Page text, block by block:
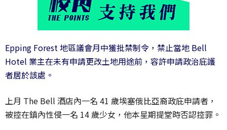
Epping Forest 地區議會月中獲批禁制令，禁止當地 Bell
Hotel 業主在未有申請更改土地用途前，容許申請政治庇護
者居於該處。
上月 The Bell 酒店內一名 41 歲埃塞俄比亞裔政庇申請者，
被控在鎮內性侵一名 14 歲少女，他本星期提堂時否認控罪。